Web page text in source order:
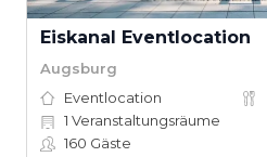
Eiskanal Eventlocation
Augsburg
Eventlocation
1 Veranstaltungsräume
160 Gäste